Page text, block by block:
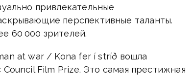
привлекательные
перспективные таланты.
60 000 зрителей.
at war / Kona fer í stríð вошла
Film Prize. Это самая престижная